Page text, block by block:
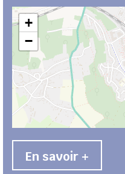
+
−
En savoir +